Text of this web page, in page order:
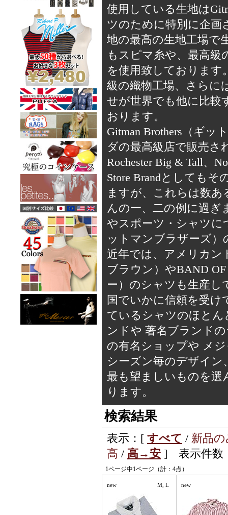
使用している生地は
ツのために特別に企画
地の最高の生地工場で
もスピマ糸や、最高
を使用致しております
級の織物工場、さらに
せが世界でも他に比較
おります。
Gitman Brothers（ギ
ダの最高級店で販売さ
Rochester Big & Tall、
Store Brandとしても
ますが、これらは数
んの一、二の例に過ぎ
やスポーツ・シャツに
ットマンブラザーズ
近年では、アメリカ
ブラウン）やBAND
ー）のシャツも生産し
国でいかに信頼を受
ているシャツのほと
ンドや 著名ブランド
の有名ショップや メ
シーズン毎のデザイン
最も望ましいものを選
ります。
検索結果
表示：[ すべて / 新品
高 / 高→安 ] 表示件数
1ページ中1ページ（計：4点）
new M, L new